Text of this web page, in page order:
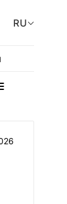
RU